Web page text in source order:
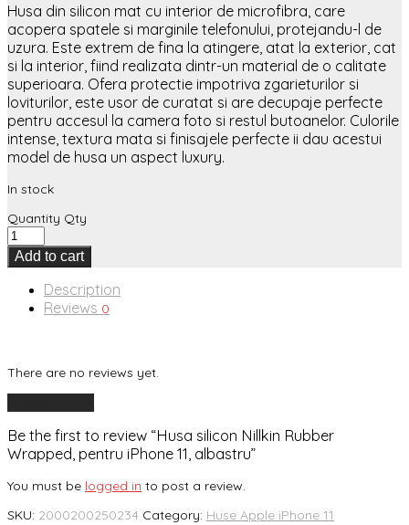
Husa din silicon mat cu interior de microfibra, care
acopera spatele si marginile telefonului, protejandu-l de
uzura. Este extrem de fina la atingere, atat la exterior, cat
si la interior, fiind realizata dintr-un material de o calitate
superioara. Ofera protectie impotriva zgarieturilor si
loviturilor, este usor de curatat si are decupaje perfecte
pentru accesul la camera foto si restul butoanelor. Culorile
intense, textura mata si finisajele perfecte ii dau acestui
model de husa un aspect luxury.
In stock
Quantity Qty
Add to cart
Description
Reviews 0
There are no reviews yet.
Be the first to review “Husa silicon Nillkin Rubber
Wrapped, pentru iPhone 11, albastru”
You must be logged in to post a review.
SKU: 2000200250234 Category: Huse Apple iPhone 11